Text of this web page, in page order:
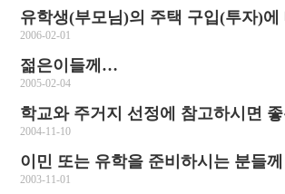
유학생(부모님)의 주택 구입(투자)에
2006-02-01
젊은이들께…
2005-02-04
학교와 주거지 선정에 참고하시면
2004-11-10
이민 또는 유학을 준비하시는 분들께
2003-11-01